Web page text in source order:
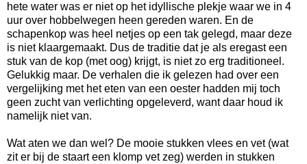
hete water was er niet op het idyllische plekje waar we in 4
uur over hobbelwegen heen gereden waren. En de
schapenkop was heel netjes op een tak gelegd, maar deze
is niet klaargemaakt. Dus de traditie dat je als eregast een
stuk van de kop (met oog) krijgt, is niet zo erg traditioneel.
Gelukkig maar. De verhalen die ik gelezen had over een
vergelijking met het eten van een oester hadden mij toch
geen zucht van verlichting opgeleverd, want daar houd ik
namelijk niet van.
Wat aten we dan wel? De mooie stukken vlees en vet (wat
zit er bij de staart een klomp vet zeg) werden in stukken